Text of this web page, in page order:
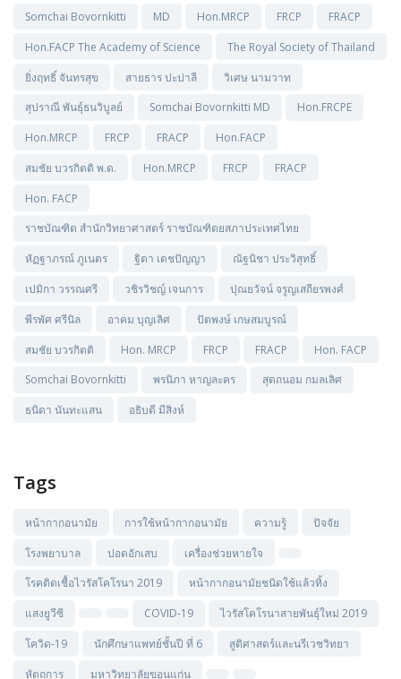
Somchai Bovornkitti
MD Hon.MRCP FRCP
FRACP
Hon.FACP The Academy of Science
The Royal Society of Thailand
ยิ่งฤทธิ์ จันทรสุข
สายธาร ปะปาลี
วิเศษ นามวาท
สุปราณี พันธุ์ธนวิบูลย์
Somchai Bovornkitti MD
Hon.FRCPE
Hon.MRCP
FRCP FRACP
Hon.FACP
สมชัย บวรกิตติ พ.ด.
Hon.MRCP FRCP
FRACP
Hon. FACP
ราชบัณฑิต สำนักวิทยาศาสตร์ ราชบัณฑิตยสภาประเทศไทย
หัฏฐาภรณ์ ภูเนตร
ฐิตา เดชปัญญา
ณัฐนิชา ประวิสุทธิ์
เปมิกา วรรณศรี
วชิรวิชญ์ เจนการ
ปุณยวัจน์ จรูญเสถียรพงศ์
พีรพัศ ศรีนิล
อาคม บุญเลิศ
ปัตพงษ์ เกษสมบูรณ์
สมชัย บวรกิตติ
Hon. MRCP FRCP FRACP
Hon. FACP
Somchai Bovornkitti
พรนิภา หาญละคร
สุดถนอม กมลเลิศ
ธนิดา นันทะแสน
อธิบดี มีสิงห์
Tags
หน้ากากอนามัย การใช้หน้ากากอนามัย ความรู้
ปัจจัย
โรงพยาบาล
ปอดอักเสบ
เครื่องช่วยหายใจ
โรคติดเชื้อไวรัสโคโรนา 2019
หน้ากากอนามัยชนิดใช้แล้วทิ้ง
แสงยูวีซี
COVID-19
ไวรัสโคโรนาสายพันธุ์ใหม่ 2019
โควิด-19
นักศึกษาแพทย์ชั้นปี ที่ 6
สูติศาสตร์และนรีเวชวิทยา
หัตถการ
มหาวิทยาลัยขอนแก่น